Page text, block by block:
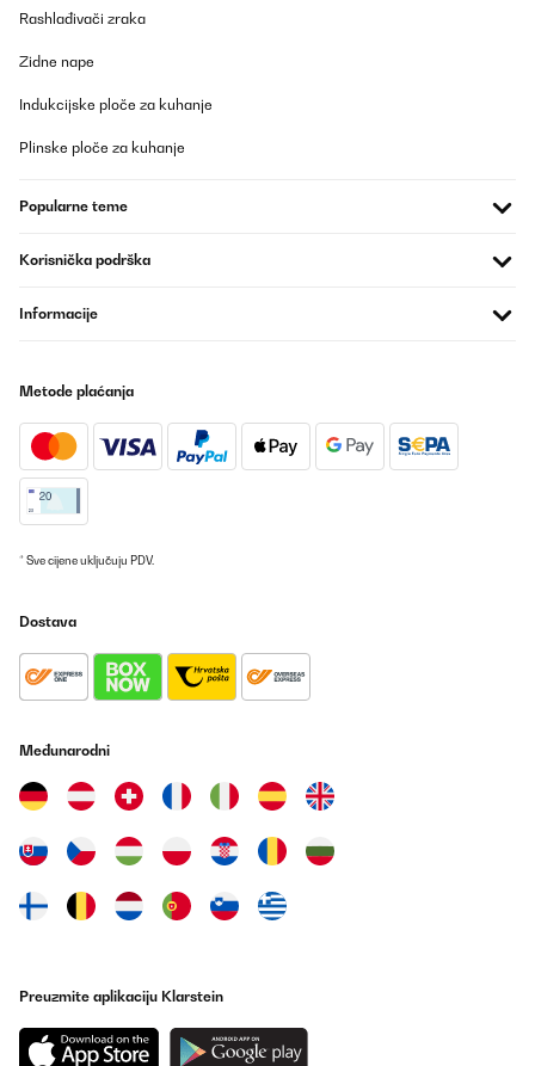
Rashlađivači zraka
Zidne nape
Indukcijske ploče za kuhanje
Plinske ploče za kuhanje
Popularne teme
Korisnička podrška
Informacije
Metode plaćanja
* Sve cijene uključuju PDV.
Dostava
Međunarodni
Preuzmite aplikaciju Klarstein